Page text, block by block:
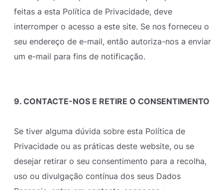
feitas a esta Política de Privacidade, deve
interromper o acesso a este site. Se nos forneceu o
seu endereço de e-mail, então autoriza-nos a enviar
um e-mail para fins de notificação.
9. CONTACTE-NOS E RETIRE O CONSENTIMENTO
Se tiver alguma dúvida sobre esta Política de
Privacidade ou as práticas deste website, ou se
desejar retirar o seu consentimento para a recolha,
uso ou divulgação contínua dos seus Dados